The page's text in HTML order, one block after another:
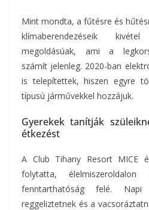
Mint mondta, a fűtésre és
klímaberendezéseik
megoldásúak, ami a
számít jelenleg. 2020-ban
is telepítettek, hiszen egyre
típusú járművekkel hozzájuk.
Gyerekek tanítják
étkezést
A Club Tihany Resort MICE
folytatta,
fenntarthatóság felé.
reggeliztetnek és a